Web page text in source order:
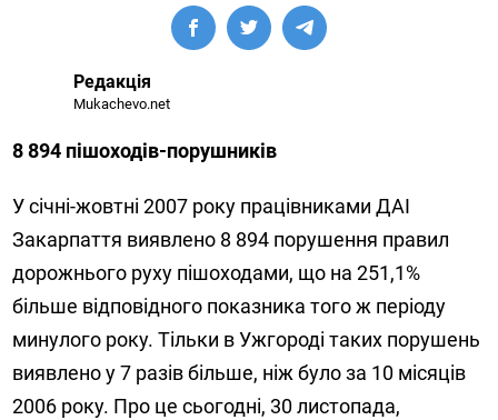
Редакція
Mukachevo.net
8 894 пішоходів-порушників
У січні-жовтні 2007 року працівниками ДАІ
Закарпаття виявлено 8 894 порушення правил
дорожнього руху пішоходами, що на 251,1%
більше відповідного показника того ж періоду
минулого року. Тільки в Ужгороді таких порушень
виявлено у 7 разів більше, ніж було за 10 місяців
2006 року. Про це сьогодні, 30 листопада,